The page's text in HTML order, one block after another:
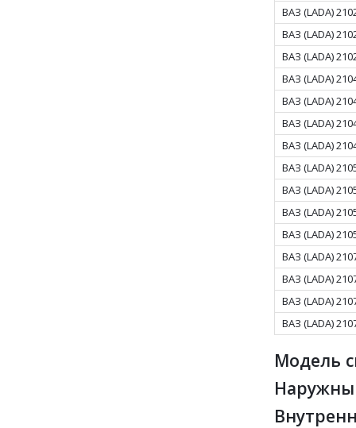
ВАЗ (LADA)
ВАЗ (LADA)
ВАЗ (LADA)
ВАЗ (LADA)
ВАЗ (LADA)
ВАЗ (LADA)
ВАЗ (LADA)
ВАЗ (LADA)
ВАЗ (LADA)
ВАЗ (LADA)
ВАЗ (LADA)
ВАЗ (LADA)
ВАЗ (LADA)
ВАЗ (LADA)
ВАЗ (LADA)
Модель